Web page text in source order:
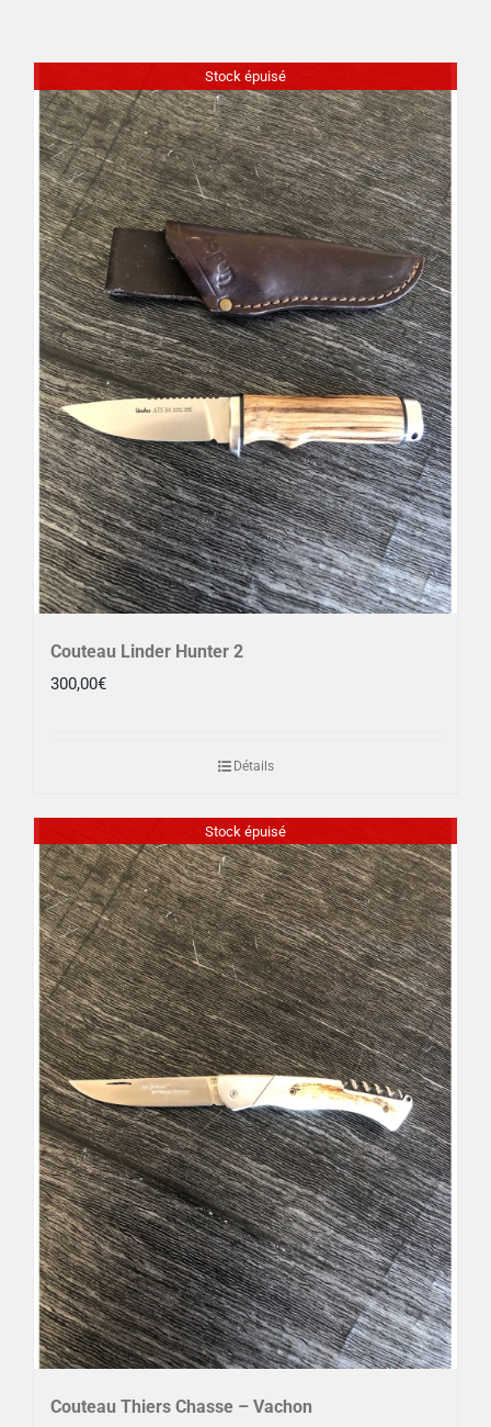
Déco
Pub
Livres & BD
Jeux & Jouets
Son & Cinéma
Singularités
Stock épuisé
Couteau Linder Hunter 2
300,00€
Détails
Stock épuisé
Couteau Thiers Chasse – Vachon